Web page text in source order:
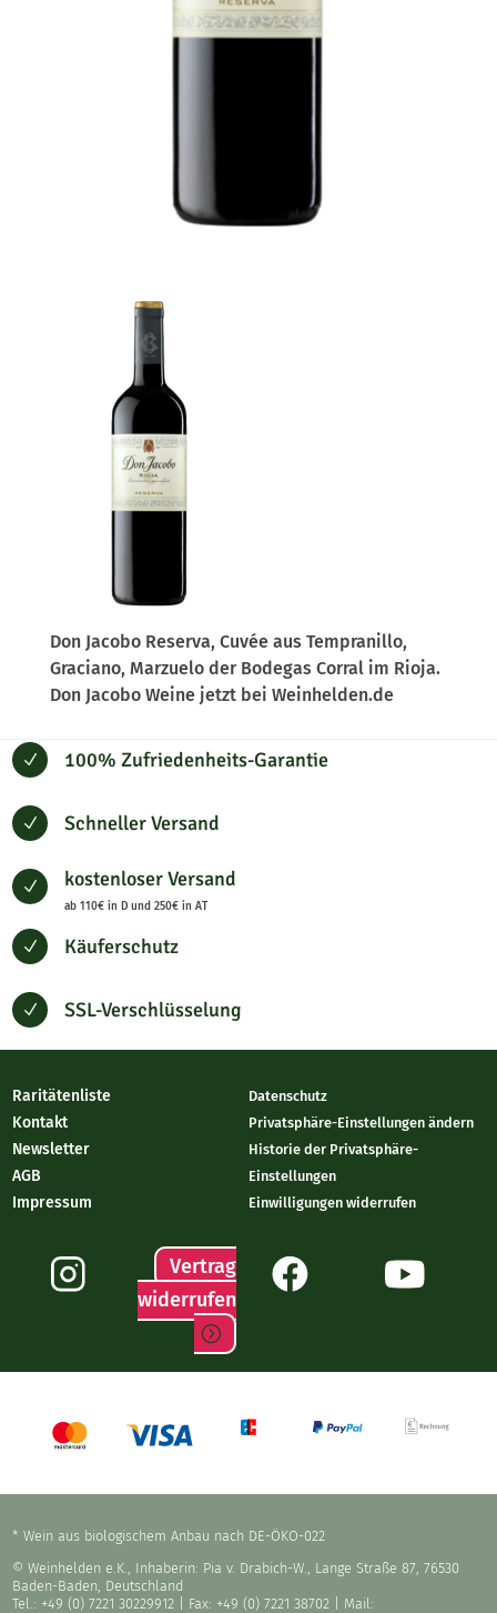
Don Jacobo Reserva, Cuvée aus Tempranillo,
Graciano, Marzuelo der Bodegas Corral im Rioja.
Don Jacobo Weine jetzt bei Weinhelden.de
N 100% Zufriedenheits-Garantie
N Schneller Versand
N kostenloser Versand
ab 110€ in D und 250€ in AT
N Käuferschutz
N SSL-Verschlüsselung
Raritätenliste
Kontakt
Newsletter
AGB
Impressum
Datenschutz
Privatsphäre-Einstellungen ändern
Historie der Privatsphäre-
Einstellungen
Einwilligungen widerrufen
Vertrag
widerrufen
* Wein aus biologischem Anbau nach DE-ÖKO-022
© Weinhelden e.K., Inhaberin: Pia v. Drabich-W., Lange Straße 87, 76530
Baden-Baden, Deutschland
Tel.: +49 (0) 7221 30229912
| Fax: +49 (0) 7221 38702 | Mail: